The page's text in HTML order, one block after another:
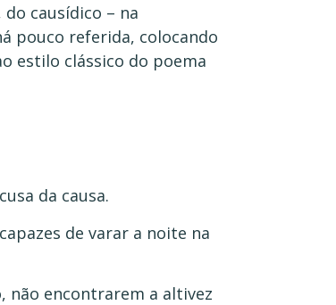
causídico – na
pouco referida, colocando
estilo clássico do poema
da causa.
de varar a noite na
não encontrarem a altivez